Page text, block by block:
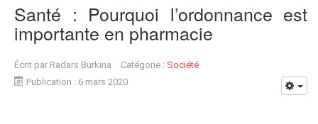
Santé : Pourquoi l’ordonnance est
importante en pharmacie
Écrit par Radars Burkina Catégorie : Société
Publication : 6 mars 2020